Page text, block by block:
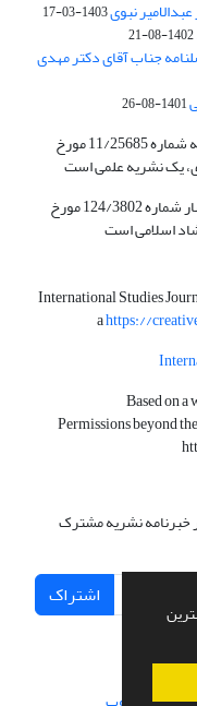
نبوی1403-03-17
1402-08-21
جناب آقای دکتر مهدی
1401-08-26
فصلنامه مطالعات بین‌المللی بر پایه آیین نامه شماره 11/25685 مورخ
فصلنامه مطالعات بین‌المللی دارای مجوز انتشار شماره 124/3802 مورخ
International Studies
ahttps://
Based on a
Permissions beyond
خبرنامه نشریه مشترک
اشتراک